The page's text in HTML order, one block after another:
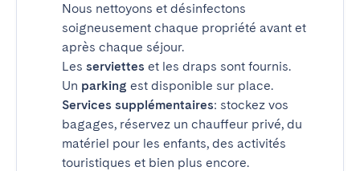
Nous nettoyons et désinfectons
soigneusement chaque propriété avant et
après chaque séjour.
Les serviettes et les draps sont fournis.
Un parking est disponible sur place.
Services supplémentaires: stockez vos
bagages, réservez un chauffeur privé, du
matériel pour les enfants, des activités
touristiques et bien plus encore.